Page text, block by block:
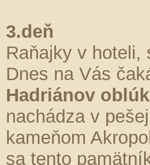
3.deň
Raňajky v hoteli,
Dnes na Vás
Hadriánov
nachádza v
kameňom
sa tento